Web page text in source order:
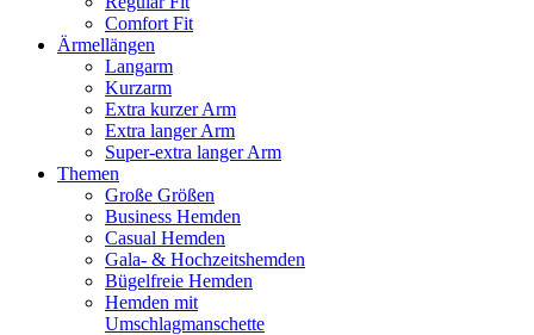
Comfort Fit
Ärmellängen
Langarm
Kurzarm
Extra kurzer Arm
Extra langer Arm
Super-extra langer Arm
Themen
Große Größen
Business Hemden
Casual Hemden
Gala- & Hochzeitshemden
Bügelfreie Hemden
Hemden mit
Umschlagmanschette